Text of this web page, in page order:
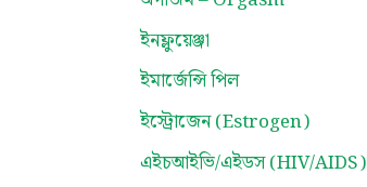
ইনফ্লুয়েঞ্জা
ইমার্জেন্সি পিল
ইস্ট্রোজেন (Estrogen)
এইচআইভি/এইডস (HIV/AIDS)